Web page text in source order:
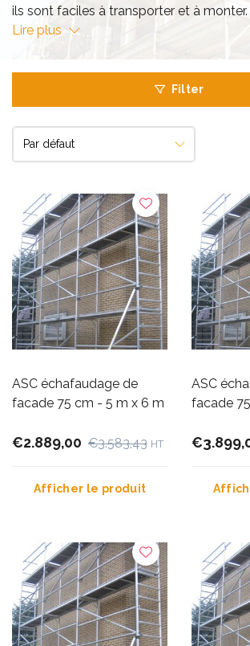
ils sont faciles à transporter et à monter.
Lire plus
Filter
ASC échafaudage de
facade 75 cm - 5 m x 6 m
€2.889,00 €3.583,43 HT
Afficher le produit
ASC
facade